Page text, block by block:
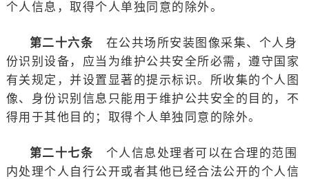
个人信息，取得个人单独同意的除外。
第二十六条 在公共场所安装图像采集、个人身
份识别设备，应当为维护公共安全所必需，遵守国家
有关规定，并设置显著的提示标识。所收集的个人图
像、身份识别信息只能用于维护公共安全的目的，不
得用于其他目的；取得个人单独同意的除外。
第二十七条 个人信息处理者可以在合理的范围
内处理个人自行公开或者其他已经合法公开的个人信